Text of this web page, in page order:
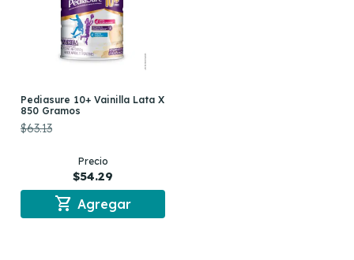
Pediasure 10+ Vainilla Lata X
850 Gramos
$63.13
Precio
$54.29
shopping_cart Agregar